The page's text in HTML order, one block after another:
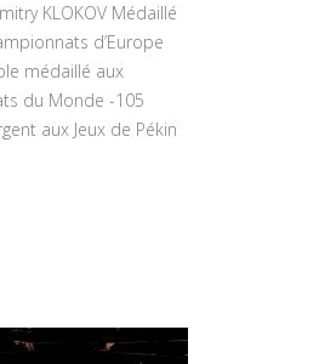
KLOKOV Médaillé
d’Europe
médaillé aux
du Monde -105
aux Jeux de Pékin